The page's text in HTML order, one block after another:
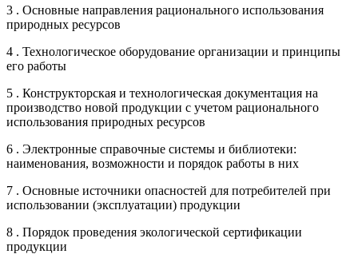
3 . Основные направления рационального использования
природных ресурсов
4 . Технологическое оборудование организации и принципы
его работы
5 . Конструкторская и технологическая документация на
производство новой продукции с учетом рационального
использования природных ресурсов
6 . Электронные справочные системы и библиотеки:
наименования, возможности и порядок работы в них
7 . Основные источники опасностей для потребителей при
использовании (эксплуатации) продукции
8 . Порядок проведения экологической сертификации
продукции